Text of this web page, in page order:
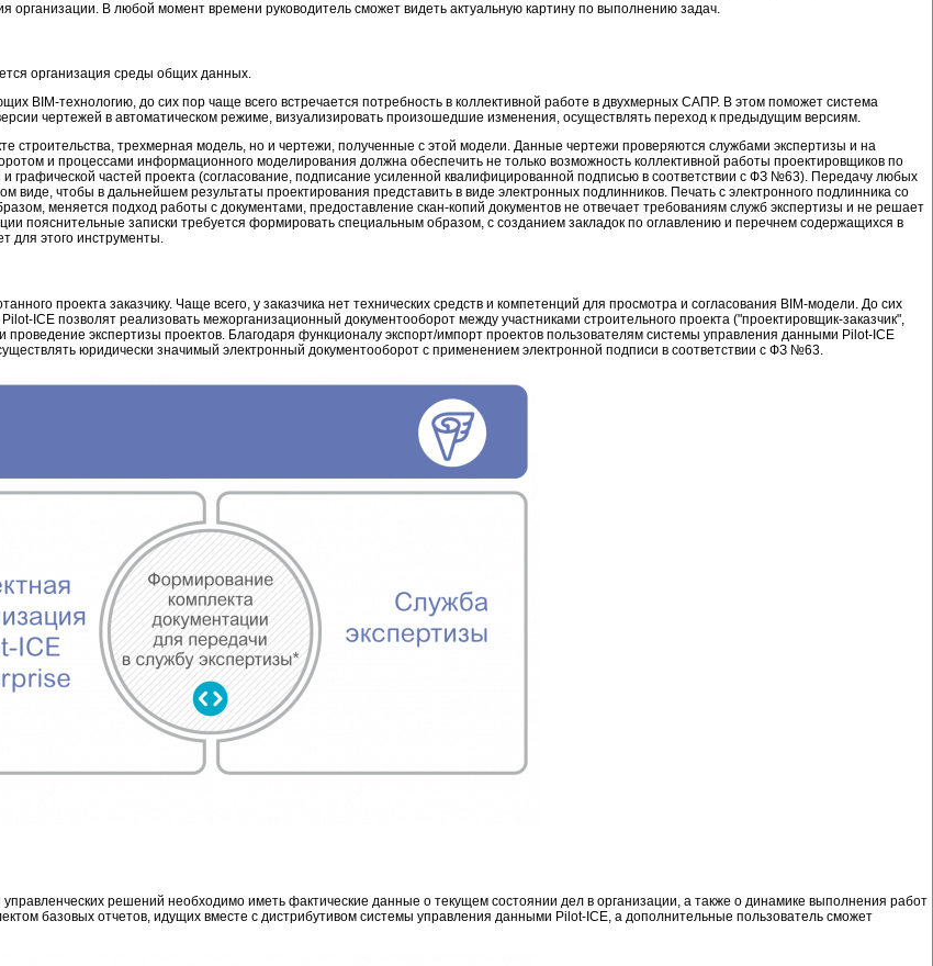
организации. В любой момент времени руководитель сможет видеть актуальную картину по выполнению задач.
организация среды общих данных.
BIM-технологию, до сих пор чаще всего встречается потребность в коллективной работе в двухмерных САПР. В этом поможет система
чертежей в автоматическом режиме, визуализировать произошедшие изменения, осуществлять переход к предыдущим версиям.
строительства, трехмерная модель, но и чертежи, полученные с этой модели. Данные чертежи проверяются службами экспертизы и на
и процессами информационного моделирования должна обеспечить не только возможность коллективной работы проектировщиков по
графической частей проекта (согласование, подписание усиленной квалифицированной подписью в соответствии с ФЗ №63). Передачу любых
чтобы в дальнейшем результаты проектирования представить в виде электронных подлинников. Печать с электронного подлинника со
меняется подход работы с документами, предоставление скан-копий документов не отвечает требованиям служб экспертизы и не решает
пояснительные записки требуется формировать специальным образом, с созданием закладок по оглавлению и перечнем содержащихся в
для этого инструменты.
проекта заказчику. Чаще всего, у заказчика нет технических средств и компетенций для просмотра и согласования BIM-модели. До сих
ICE позволят реализовать межорганизационный документооборот между участниками строительного проекта ("проектировщик-заказчик",
экспертизы проектов. Благодаря функционалу экспорт/импорт проектов пользователям системы управления данными Pilot-ICE
юридически значимый электронный документооборот с применением электронной подписи в соответствии с ФЗ №63.
решений необходимо иметь фактические данные о текущем состоянии дел в организации, а также о динамике выполнения работ
базовых отчетов, идущих вместе с дистрибутивом системы управления данными Pilot-ICE, а дополнительные пользователь сможет